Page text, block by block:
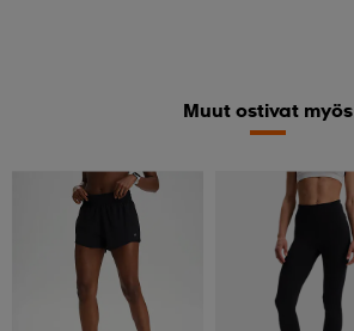
Muut ostivat myös